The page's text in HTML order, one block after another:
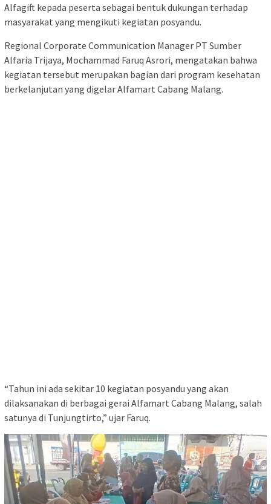
Alfagift kepada peserta sebagai bentuk dukungan terhadap
masyarakat yang mengikuti kegiatan posyandu.
Regional Corporate Communication Manager PT Sumber
Alfaria Trijaya, Mochammad Faruq Asrori, mengatakan bahwa
kegiatan tersebut merupakan bagian dari program kesehatan
berkelanjutan yang digelar Alfamart Cabang Malang.
“Tahun ini ada sekitar 10 kegiatan posyandu yang akan
dilaksanakan di berbagai gerai Alfamart Cabang Malang, salah
satunya di Tunjungtirto,” ujar Faruq.